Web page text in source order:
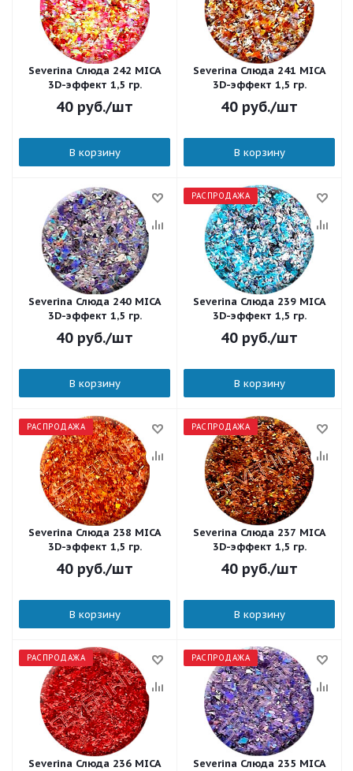
Severina Слюда 242 MICA
3D-эффект 1,5 гр.
40 руб./шт
В корзину
Severina Слюда 241 MICA
3D-эффект 1,5 гр.
40 руб./шт
В корзину
Severina Слюда 240 MICA
3D-эффект 1,5 гр.
40 руб./шт
В корзину
РАСПРОДАЖА
Severina Слюда 239 MICA
3D-эффект 1,5 гр.
40 руб./шт
В корзину
РАСПРОДАЖА
Severina Слюда 238 MICA
3D-эффект 1,5 гр.
40 руб./шт
В корзину
РАСПРОДАЖА
Severina Слюда 237 MICA
3D-эффект 1,5 гр.
40 руб./шт
В корзину
РАСПРОДАЖА
Severina Слюда 236 MICA
РАСПРОДАЖА
Severina Слюда 235 MICA